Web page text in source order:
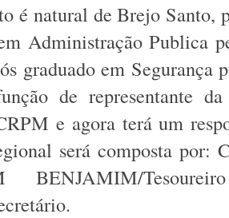
é natural de Brejo
Administração Publica
graduado em Segurança
de representante
e agora terá um
será composta por:
BENJAMIM/